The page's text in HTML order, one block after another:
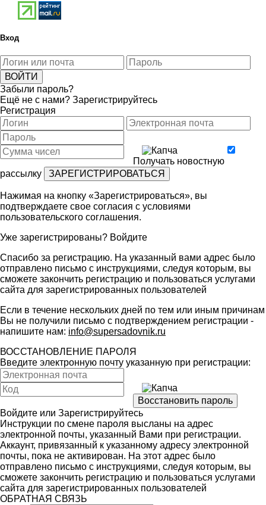
Вход
Забыли пароль?
Ещё не с нами? Зарегистрируйтесь
Регистрация
Получать новостную
рассылку
Нажимая на кнопку «Зарегистрироваться», вы
подтверждаете свое согласия с условиями
пользовательского соглашения.
Уже зарегистрированы? Войдите
Спасибо за регистрацию. На указанный вами адрес было
отправлено письмо с инструкциями, следуя которым, вы
сможете закончить регистрацию и пользоваться услугами
сайта для зарегистрированных пользователей
Если в течение нескольких дней по тем или иным причинам
Вы не получили письмо с подтверждением регистрации -
напишите нам: info@supersadovnik.ru
ВОССТАНОВЛЕНИЕ ПАРОЛЯ
Введите электронную почту указанную при регистрации:
Войдите или Зарегистрируйтесь
Инструкции по смене пароля высланы на адрес
электронной почты, указанный Вами при регистрации.
Аккаунт, привязанный к указанному адресу электронной
почты, пока не активирован. На этот адрес было
отправлено письмо с инструкциями, следуя которым, вы
сможете закончить регистрацию и пользоваться услугами
сайта для зарегистрированных пользователей
ОБРАТНАЯ СВЯЗЬ